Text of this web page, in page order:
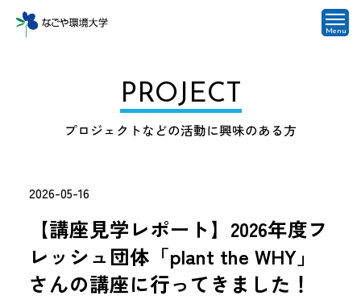
Menu
PROJECT
プロジェクトなどの活動に興味のある方
【講座見学レポート】2026年度フ
レッシュ団体「plant the WHY」
さんの講座に行ってきました！
2026-05-16